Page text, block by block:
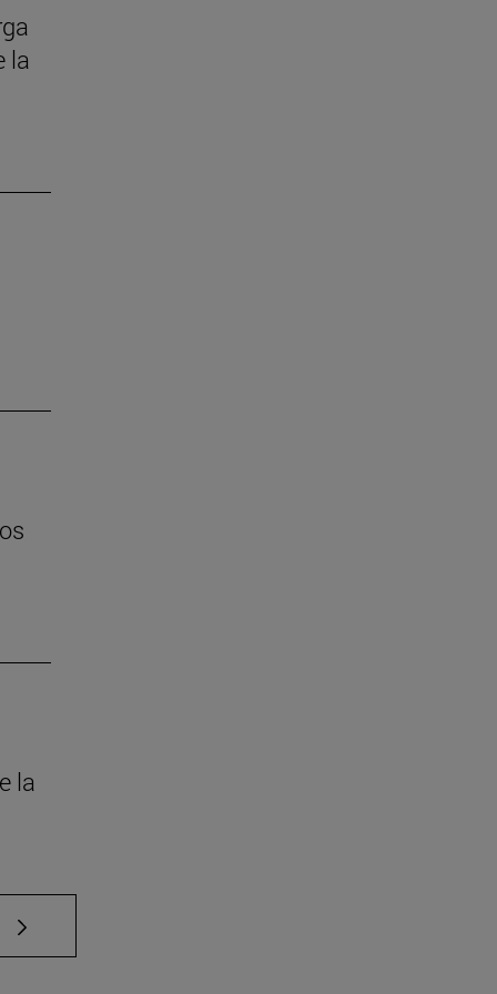
la
la
TAB para desplazarse.